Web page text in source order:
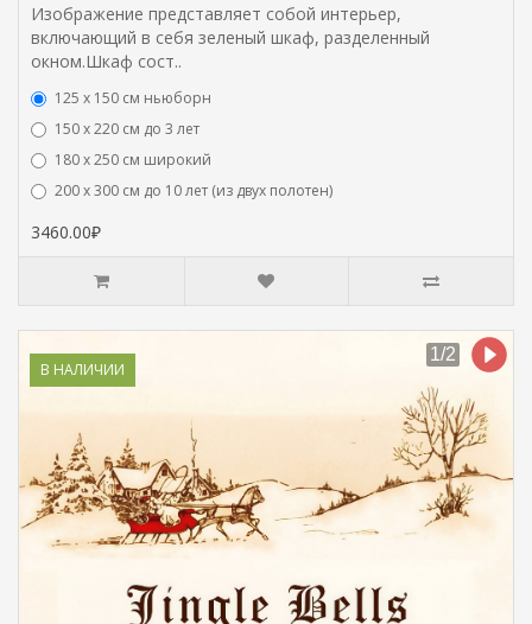
Изображение представляет собой интерьер,
включающий в себя зеленый шкаф, разделенный
окном.Шкаф сост..
125 x 150 см ньюборн
150 х 220 см до 3 лет
180 х 250 см широкий
200 х 300 см до 10 лет (из двух полотен)
3460.00₽
В НАЛИЧИИ